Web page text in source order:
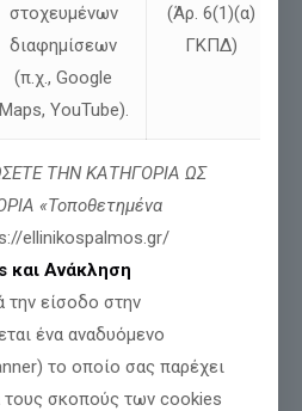
ΤΗΣ ΒΟΥΛΗΣ
ΓΙΑ ΤΟΝ ΓΙΑΝΝΗ-
στοχευμένων
διαφημίσεων
(π.χ., Google
Maps, YouTube).
(Άρ. 6(1)(α)
ΓΚΠΔ)
ΤΗΝ ΚΑΤΗΓΟΡΙΑ ΩΣ
«Τοποθετημένα
ellinikospalmos.gr/
και Ανάκληση
την είσοδο στην
ένα αναδυόμενο
το οποίο σας παρέχει
σκοπούς των cookies